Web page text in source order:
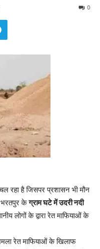
0
रहा है जिसपर प्रशासन भी मौन
भरतपुर केग्राम घटे में उदरी नदी
लोगों के द्वारा रेत माफियाओं के
रेत माफियाओं के खिलाफ